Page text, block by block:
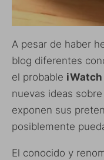
A pesar de haber
blog diferentes
el probable iWatch
nuevas ideas
exponen sus
posiblemente
El conocido y